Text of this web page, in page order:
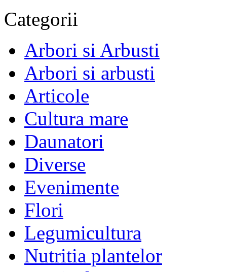
Categorii
Arbori si Arbusti
Arbori si arbusti
Articole
Cultura mare
Daunatori
Diverse
Evenimente
Flori
Legumicultura
Nutritia plantelor